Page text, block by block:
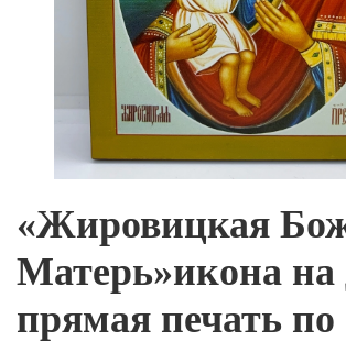
«Жировицкая
Матерь»икона на
прямая печать по